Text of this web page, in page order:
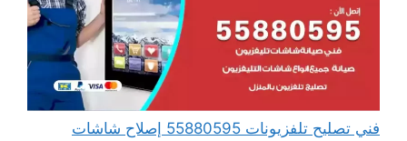
فني تصليح تلفزيونات 55880595 إصلاح شاشات